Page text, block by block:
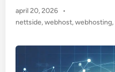
april 20, 2026
•
nettside,webhost,webhosting,